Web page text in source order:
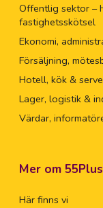
Offentlig sektor –
fastighetsskötsel
Ekonomi,
Försäljning,
Hotell, kök &
Lager, logistik &
Värdar,
Mer om
Här finns vi